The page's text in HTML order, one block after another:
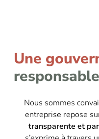
Une
Nous sommes
entreprise repose
transparente et